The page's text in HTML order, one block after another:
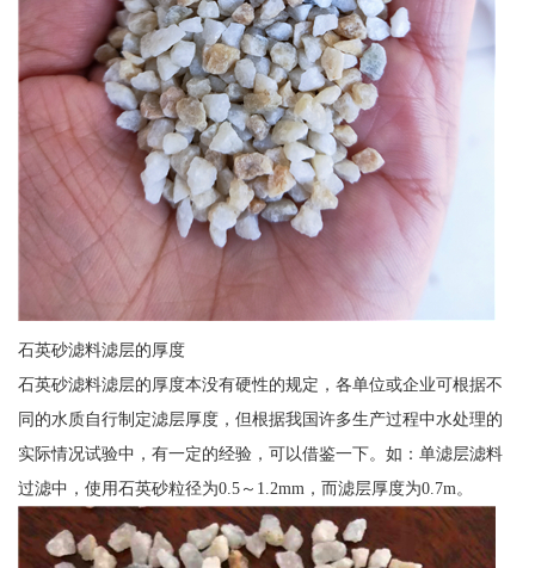
石英砂滤料滤层的厚度
石英砂滤料滤层的厚度本没有硬性的规定，各单位或企业可根据不
同的水质自行制定滤层厚度，但根据我国许多生产过程中水处理的
实际情况试验中，有一定的经验，可以借鉴一下。如：单滤层滤料
过滤中，使用石英砂粒径为0.5～1.2mm，而滤层厚度为0.7m。